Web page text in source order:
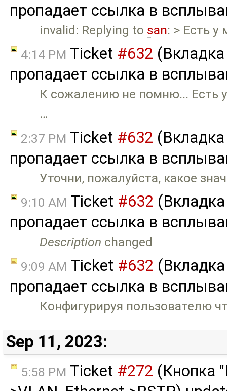
пропадает ссылка в
invalid: Replying to san: > Есть
4:14 PM Ticket #632
пропадает ссылка в
К сожалению не помню... Есть
…
2:37 PM Ticket #632
пропадает ссылка в
Уточни, пожалуйста, какое
9:10 AM Ticket #632
пропадает ссылка в
Description changed
9:09 AM Ticket #632
пропадает ссылка в
Конфигурируя пользователю
Sep 11, 2023:
5:58 PM Ticket #272 (Кнопка